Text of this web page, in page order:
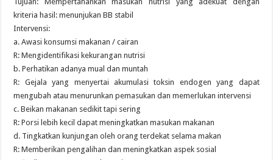
kriteria hasil: menunjukan BB stabil
Intervensi:
a. Awasi konsumsi makanan / cairan
R: Mengidentifikasi kekurangan nutrisi
b. Perhatikan adanya mual dan muntah
R: Gejala yang menyertai akumulasi toksin endogen yang dapat
mengubah atau menurunkan pemasukan dan memerlukan intervensi
c. Beikan makanan sedikit tapi sering
R: Porsi lebih kecil dapat meningkatkan masukan makanan
d. Tingkatkan kunjungan oleh orang terdekat selama makan
R: Memberikan pengalihan dan meningkatkan aspek sosial